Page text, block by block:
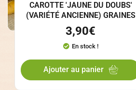
CAROTTE 'JAUNE DU DOUBS'
(VARIÉTÉ ANCIENNE) GRAINES
3,90€
En stock !
Ajouter au panier